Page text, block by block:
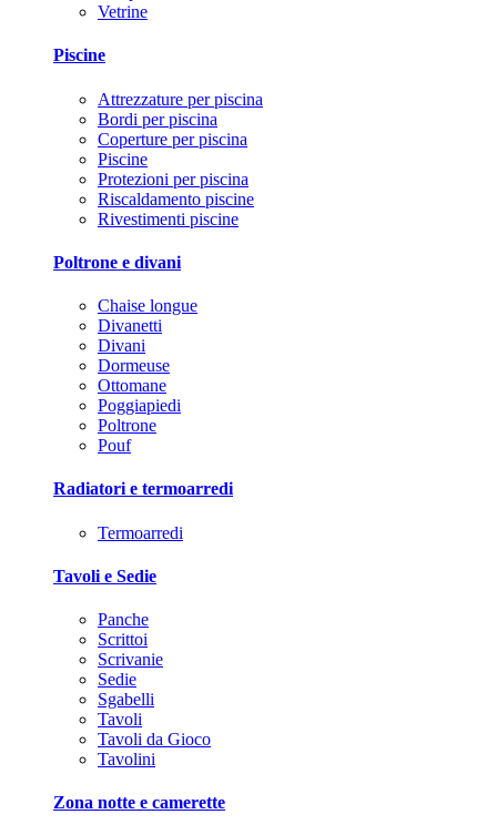
Vetrine
Piscine
Attrezzature per piscina
Bordi per piscina
Coperture per piscina
Piscine
Protezioni per piscina
Riscaldamento piscine
Rivestimenti piscine
Poltrone e divani
Chaise longue
Divanetti
Divani
Dormeuse
Ottomane
Poggiapiedi
Poltrone
Pouf
Radiatori e termoarredi
Termoarredi
Tavoli e Sedie
Panche
Scrittoi
Scrivanie
Sedie
Sgabelli
Tavoli
Tavoli da Gioco
Tavolini
Zona notte e camerette